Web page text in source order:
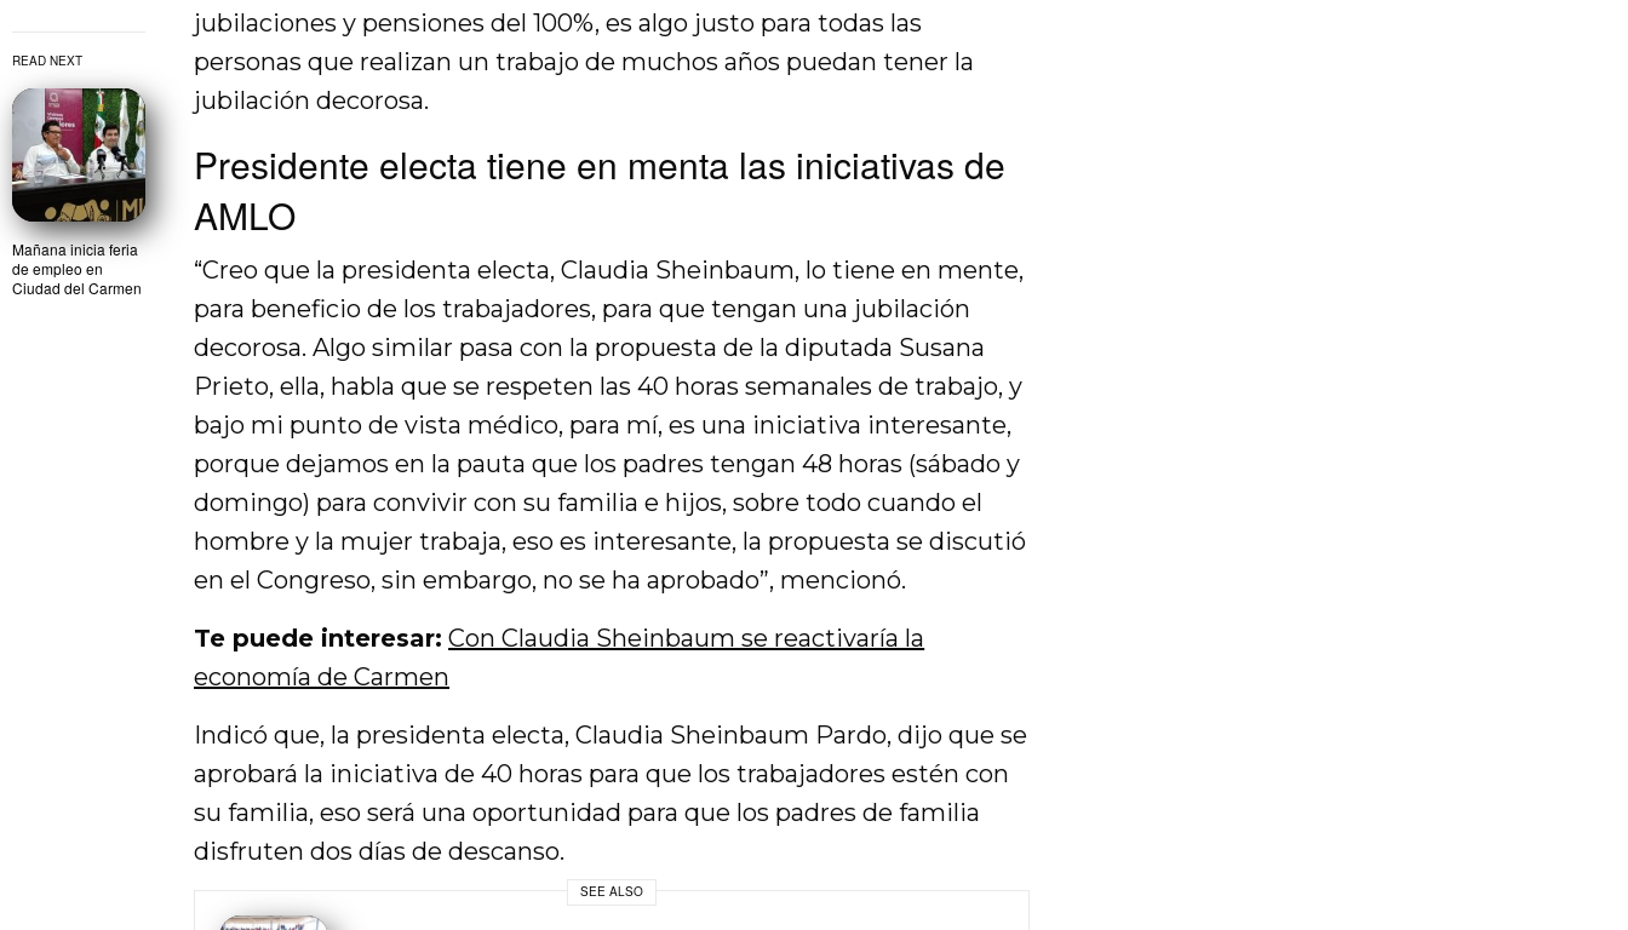
READ NEXT
Mañana inicia feria
de empleo en
Ciudad del Carmen
jubilaciones y pensiones del 100%, es algo justo para todas las
personas que realizan un trabajo de muchos años puedan tener la
jubilación decorosa.
Presidente electa tiene en menta las iniciativas de
AMLO
“Creo que la presidenta electa, Claudia Sheinbaum, lo tiene en mente,
para beneficio de los trabajadores, para que tengan una jubilación
decorosa. Algo similar pasa con la propuesta de la diputada Susana
Prieto, ella, habla que se respeten las 40 horas semanales de trabajo, y
bajo mi punto de vista médico, para mí, es una iniciativa interesante,
porque dejamos en la pauta que los padres tengan 48 horas (sábado y
domingo) para convivir con su familia e hijos, sobre todo cuando el
hombre y la mujer trabaja, eso es interesante, la propuesta se discutió
en el Congreso, sin embargo, no se ha aprobado”, mencionó.
Te puede interesar: Con Claudia Sheinbaum se reactivaría la
economía de Carmen
Indicó que, la presidenta electa, Claudia Sheinbaum Pardo, dijo que se
aprobará la iniciativa de 40 horas para que los trabajadores estén con
su familia, eso será una oportunidad para que los padres de familia
disfruten dos días de descanso.
SEE ALSO